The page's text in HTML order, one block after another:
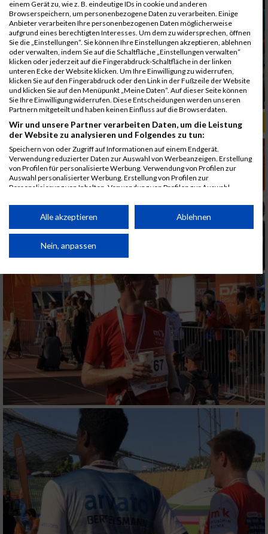
ALBUM B2RUN MÜNCHEN, B2RUN / 16.07.2019
einem Gerät zu, wie z. B. eindeutige IDs in cookie und anderen
Browserspeichern, um personenbezogene Daten zu verarbeiten. Einige
Anbieter verarbeiten Ihre personenbezogenen Daten möglicherweise
aufgrund eines berechtigten Interesses. Um dem zu widersprechen, öffnen
Sie die „Einstellungen“. Sie können Ihre Einstellungen akzeptieren, ablehnen
oder verwalten, indem Sie auf die Schaltfläche „Einstellungen verwalten“
klicken oder jederzeit auf die Fingerabdruck-Schaltfläche in der linken
unteren Ecke der Website klicken. Um Ihre Einwilligung zu widerrufen,
klicken Sie auf den Fingerabdruck oder den Link in der Fußzeile der Website
und klicken Sie auf den Menüpunkt „Meine Daten“. Auf dieser Seite können
Sie Ihre Einwilligung widerrufen. Diese Entscheidungen werden unseren
Partnern mitgeteilt und haben keinen Einfluss auf die Browserdaten.
Wir und unsere Partner verarbeiten Daten, um die Leistung
der Website zu analysieren und Folgendes zu tun:
Speichern von oder Zugriff auf Informationen auf einem Endgerät.
Verwendung reduzierter Daten zur Auswahl von Werbeanzeigen. Erstellung
von Profilen für personalisierte Werbung. Verwendung von Profilen zur
Auswahl personalisierter Werbung. Erstellung von Profilen zur
Personalisierung von Inhalten. Verwendung von Profilen zur Auswahl
Performance von Inhalten. Analyse von Zielgruppen durch Statistiken oder
Kombinationen von Daten aus verschiedenen Quellen. Entwicklung und
von Inhalten.
Daten können außerhalb der Europäischen Union weitergegeben und in die
Partnerliste anzeigen (1 IAB-Anbieter)
Wir nutzen Ihre Daten für folgende Zwecke:
IAB-Verarbeitungszwecke:
Speichern von oder Zugriff auf Informationen
auf einem Endgerät
Verwendung reduzierter Daten zur Auswahl
von Werbeanzeigen
Erstellung von Profilen für personalisierte
Werbung
Verwendung von Profilen zur Auswahl
personalisierter Werbung
Erstellung von Profilen zur Personalisierung
von Inhalten
Alle akzeptieren Ablehnen
Nein, anpassen